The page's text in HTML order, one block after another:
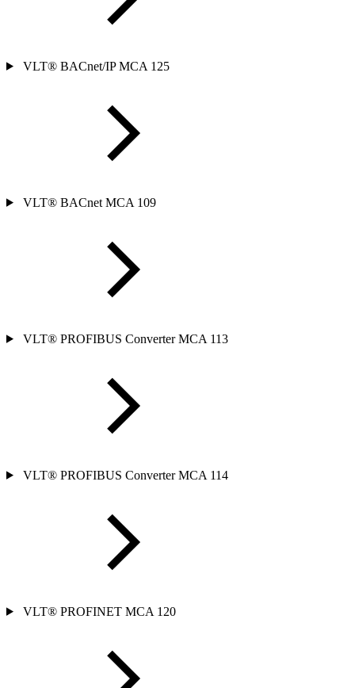
VLT® BACnet/IP MCA 125
VLT® BACnet MCA 109
VLT® PROFIBUS Converter MCA 113
VLT® PROFIBUS Converter MCA 114
VLT® PROFINET MCA 120